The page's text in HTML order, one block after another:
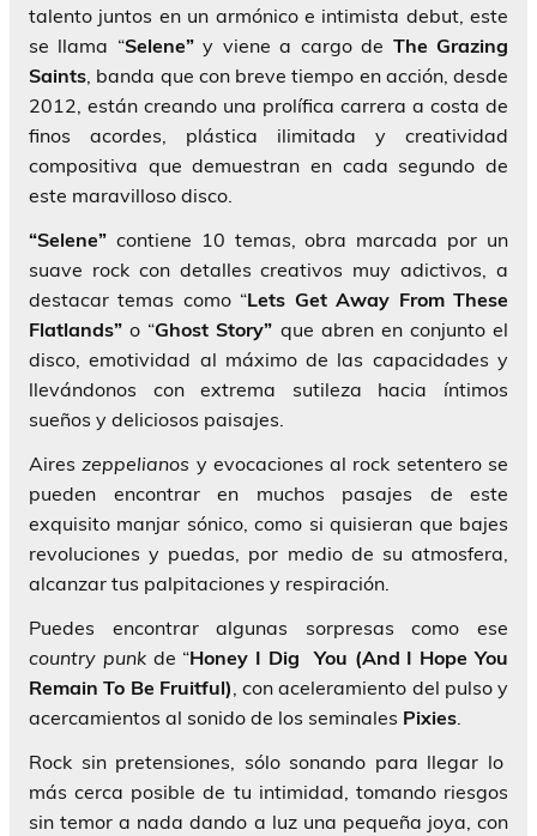
talento juntos en un armónico e intimista debut, este
se llama “Selene”y viene a cargo de The Grazing
Saints, banda que con breve tiempo en acción, desde
2012, están creando una prolífica carrera a costa de
finos acordes, plástica ilimitada y creatividad
compositiva que demuestran en cada segundo de
este maravilloso disco.
“Selene” contiene 10 temas, obra marcada por un
suave rock con detalles creativos muy adictivos, a
destacar temas como “Lets Get Away From These
Flatlands” o “Ghost Story” que abren en conjunto el
disco, emotividad al máximo de las capacidades y
llevándonos con extrema sutileza hacia íntimos
sueños y deliciosos paisajes.
Aireszeppelianos y evocaciones al rock setentero se
pueden encontrar en muchos pasajes de este
exquisito manjar sónico, como si quisieran que bajes
revoluciones y puedas, por medio de su atmosfera,
alcanzar tus palpitaciones y respiración.
Puedes encontrar algunas sorpresas como ese
country punkde “Honey I Dig You (And I Hope You
Remain To Be Fruitful), con aceleramiento del pulso y
acercamientos al sonido de los seminales Pixies.
Rock sin pretensiones, sólo sonando para llegar lo
más cerca posible de tu intimidad, tomando riesgos
sin temor a nada dando a luz una pequeña joya, con